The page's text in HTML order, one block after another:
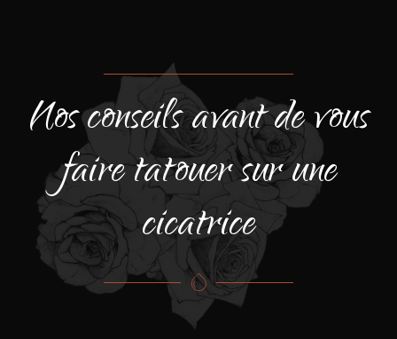
Nos conseils avant de vous
faire tatouer sur une
cicatrice